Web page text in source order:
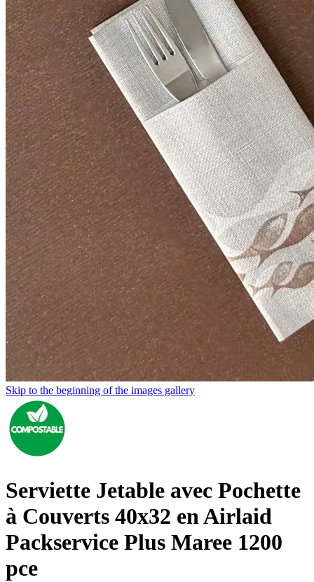
Skip to the beginning of the images gallery
Serviette Jetable avec Pochette
à Couverts 40x32 en Airlaid
Packservice Plus Maree 1200
pce